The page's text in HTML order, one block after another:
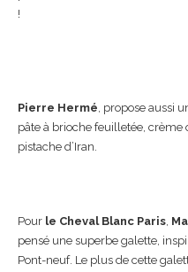
!
Pierre Hermé, propose aussi
pâte à brioche feuilletée,
pistache d’Iran.
Pour le Cheval Blanc Paris,
pensé une superbe galette,
Pont-neuf. Le plus de cette